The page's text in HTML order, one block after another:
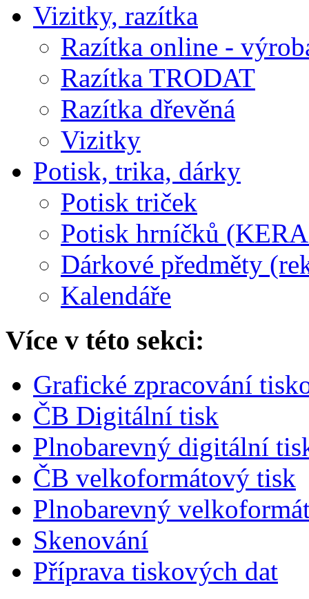
Vizitky, razítka
Razítka online -
Razítka TRODAT
Razítka dřevěná
Vizitky
Potisk, trika, dárky
Potisk triček
Potisk hrníčků
Dárkové předměty
Kalendáře
Více v této sekci:
Grafické zpracování
ČB Digitální tisk
Plnobarevný digitální
ČB velkoformátový tisk
Plnobarevný
Skenování
Příprava tiskových dat